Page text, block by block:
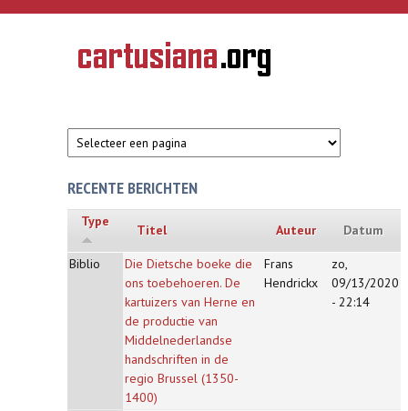
Overslaan en naar de inhoud gaan
CARTUSIANA
Geschiedenis
van de
RECENTE BERICHTEN
Type
Titel Auteur Datum
Biblio
Die Dietsche boeke die
ons toebehoeren. De
kartuizers van Herne en
de productie van
Middelnederlandse
handschriften in de
regio Brussel (1350-
1400)
Frans
Hendrickx
zo,
09/13/2020
- 22:14